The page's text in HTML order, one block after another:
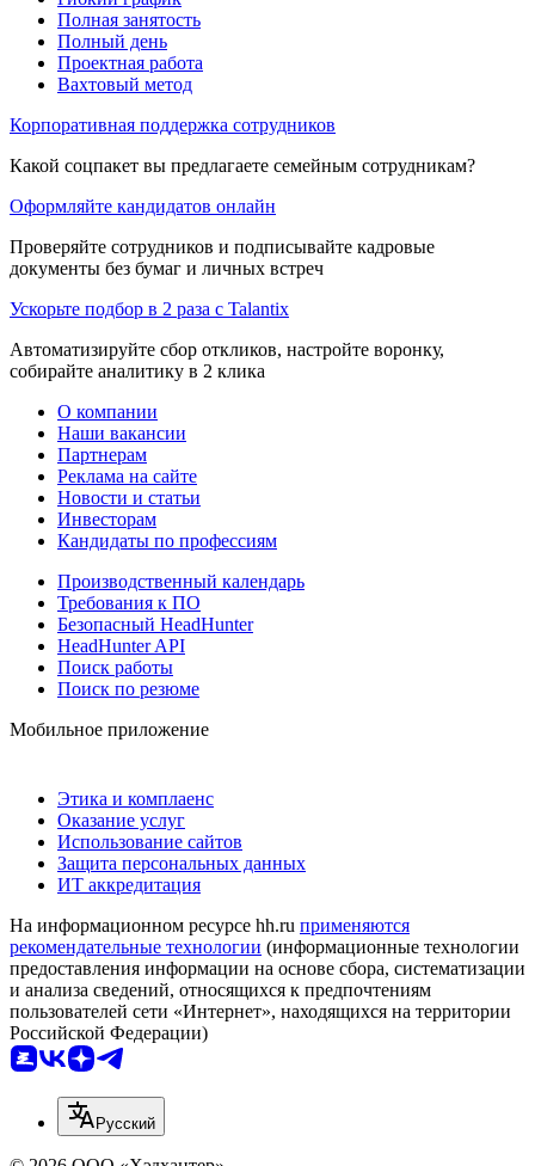
Полная занятость
Полный день
Проектная работа
Вахтовый метод
Корпоративная поддержка сотрудников
Какой соцпакет вы предлагаете семейным сотрудникам?
Оформляйте кандидатов онлайн
Проверяйте сотрудников и подписывайте кадровые
документы без бумаг и личных встреч
Ускорьте подбор в 2 раза с Talantix
Автоматизируйте сбор откликов, настройте воронку,
собирайте аналитику в 2 клика
О компании
Наши вакансии
Партнерам
Реклама на сайте
Новости и статьи
Инвесторам
Кандидаты по профессиям
Производственный календарь
Требования к ПО
Безопасный HeadHunter
HeadHunter API
Поиск работы
Поиск по резюме
Мобильное приложение
Этика и комплаенс
Оказание услуг
Использование сайтов
Защита персональных данных
ИТ аккредитация
На информационном ресурсе hh.ru применяются
рекомендательные технологии (информационные технологии
предоставления информации на основе сбора, систематизации
и анализа сведений, относящихся к предпочтениям
пользователей сети «Интернет», находящихся на территории
Российской Федерации)
Русский